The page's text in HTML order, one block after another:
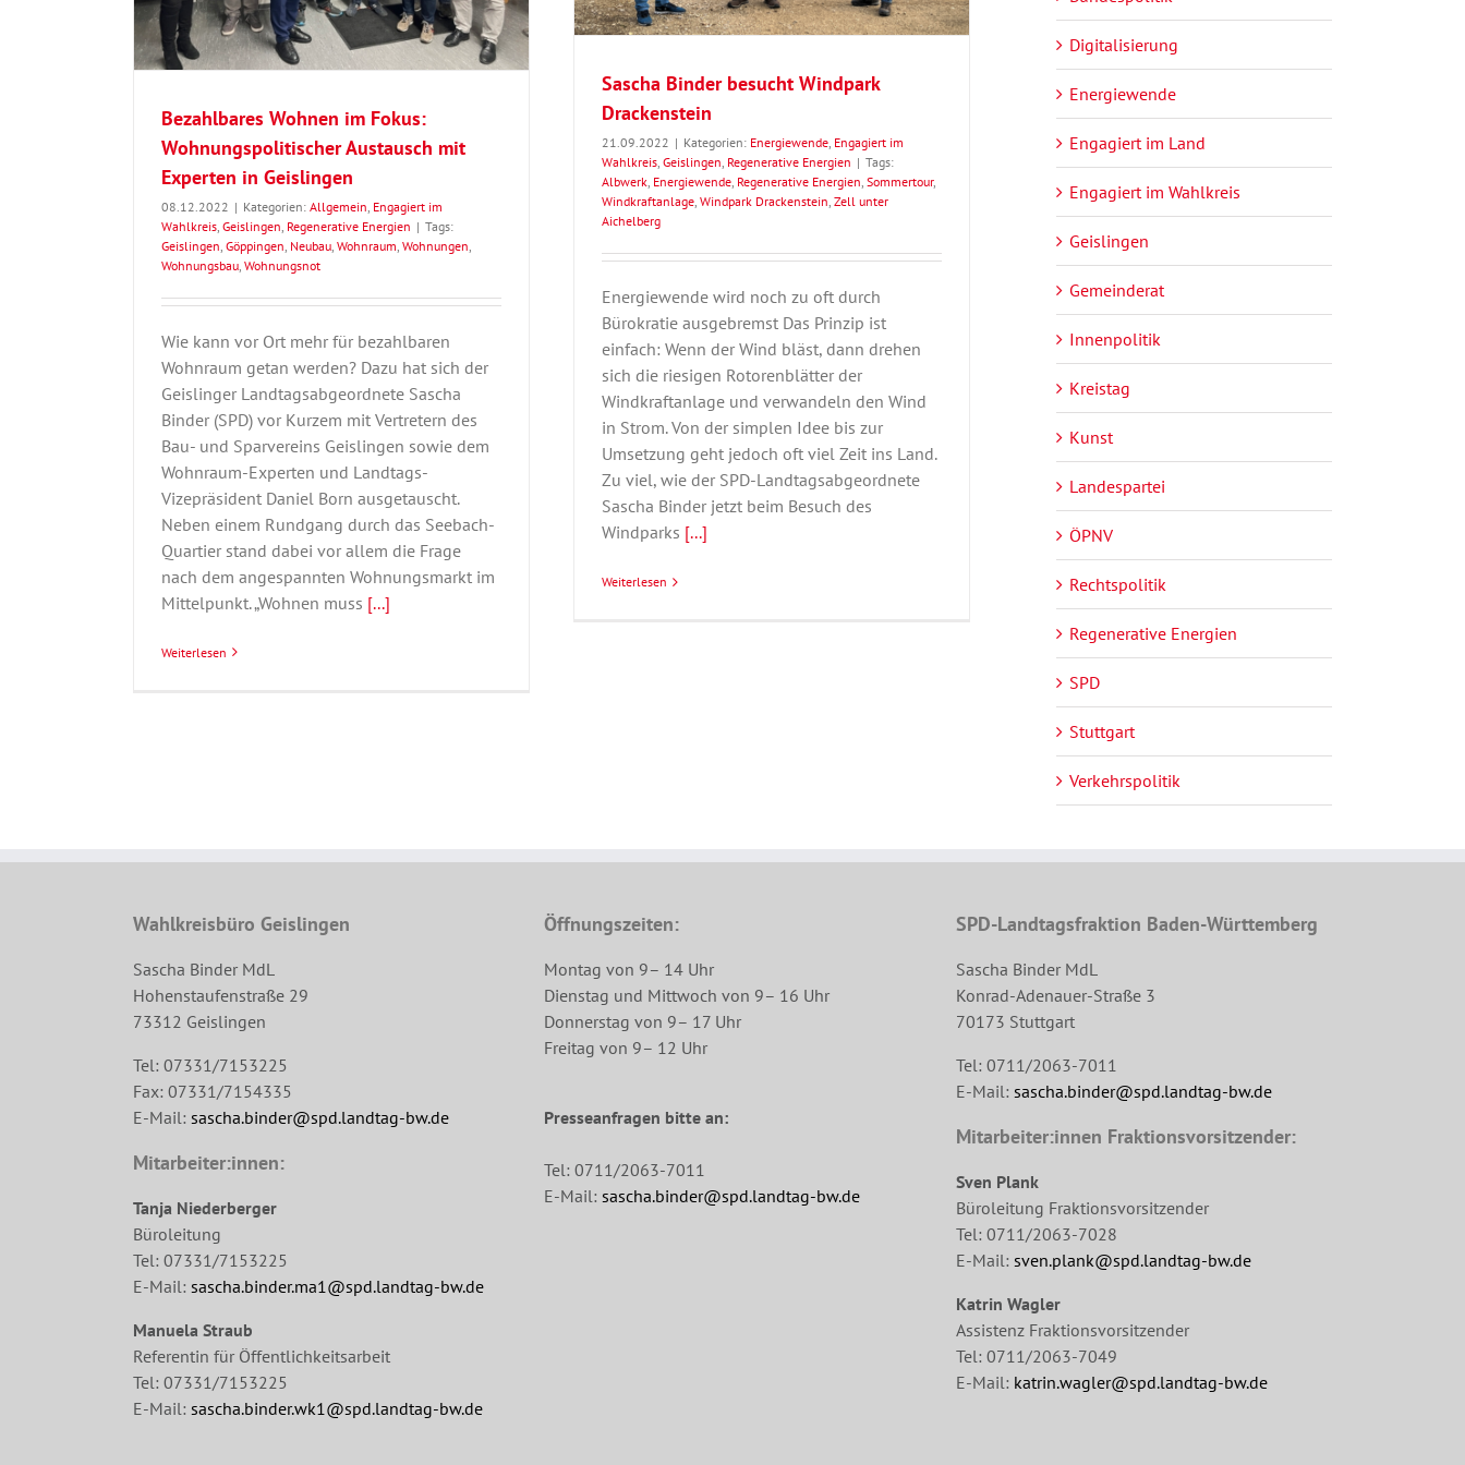
Bezahlbares Wohnen im Fokus:
Wohnungspolitischer Austausch mit
Experten in Geislingen
08.12.2022 | Kategorien: Allgemein Engagiert im
Wahlkreis Geislingen Regenerative Energien | Tags:
Geislingen Göppingen Neubau Wohnraum Wohnungen
Wohnungsbau Wohnungsnot
Wie kann vor Ort mehr für bezahlbaren
Wohnraum getan werden? Dazu hat sich der
Geislinger Landtagsabgeordnete Sascha
Binder (SPD) vor Kurzem mit Vertretern des
Bau- und Sparvereins Geislingen sowie dem
Wohnraum-Experten und Landtags-
Vizepräsident Daniel Born ausgetauscht.
Neben einem Rundgang durch das Seebach-
Quartier stand dabei vor allem die Frage
nach dem angespannten Wohnungsmarkt im
Mittelpunkt. „Wohnen muss [...]
Weiterlesen
Sascha Binder besucht Windpark
Drackenstein
21.09.2022 | Kategorien: Energiewende, Engagiert im
Wahlkreis, Geislingen, Regenerative Energien | Tags:
Albwerk, Energiewende, Regenerative Energien, Sommertour,
Windkraftanlage, Windpark Drackenstein, Zell unter
Aichelberg
Energiewende wird noch zu oft durch
Bürokratie ausgebremst Das Prinzip ist
einfach: Wenn der Wind bläst, dann drehen
sich die riesigen Rotorenblätter der
Windkraftanlage und verwandeln den Wind
in Strom. Von der simplen Idee bis zur
Umsetzung geht jedoch oft viel Zeit ins Land.
Zu viel, wie der SPD-Landtagsabgeordnete
Sascha Binder jetzt beim Besuch des
Windparks [...]
Weiterlesen
Digitalisierung
Energiewende
Engagiert im Land
Engagiert im Wahlkreis
Geislingen
Gemeinderat
Innenpolitik
Kreistag
Kunst
Landespartei
ÖPNV
Rechtspolitik
Regenerative Energien
SPD
Stuttgart
Verkehrspolitik
Wahlkreisbüro Geislingen
Sascha Binder MdL
Hohenstaufenstraße 29
73312 Geislingen
Tel: 07331/7153225
Fax: 07331/7154335
E-Mail: sascha.binder@spd.landtag-bw.de
Mitarbeiter:innen:
Tanja Niederberger
Büroleitung
Tel: 07331/7153225
E-Mail: sascha.binder.ma1@spd.landtag-bw.de
Manuela Straub
Referentin für Öffentlichkeitsarbeit
Tel: 07331/7153225
E-Mail: sascha.binder.wk1@spd.landtag-bw.de
Öffnungszeiten:
Montag von 9– 14 Uhr
Dienstag und Mittwoch von 9– 16 Uhr
Donnerstag von 9– 17 Uhr
Freitag von 9– 12 Uhr
Presseanfragen bitte an:
Tel: 0711/2063-7011
E-Mail:sascha.binder@spd.landtag-bw.de
SPD-Landtagsfraktion Baden-Württemberg
Sascha Binder MdL
Konrad-Adenauer-Straße 3
70173 Stuttgart
Tel: 0711/2063-7011
E-Mail: sascha.binder@spd.landtag-bw.de
Mitarbeiter:innen Fraktionsvorsitzender:
Sven Plank
Büroleitung Fraktionsvorsitzender
Tel: 0711/2063-7028
E-Mail: sven.plank@spd.landtag-bw.de
Katrin Wagler
Assistenz Fraktionsvorsitzender
Tel: 0711/2063-7049
E-Mail: katrin.wagler@spd.landtag-bw.de